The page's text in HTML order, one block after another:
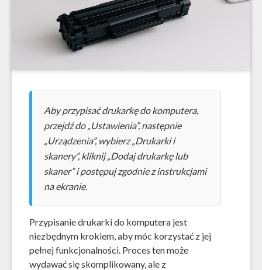
Aby przypisać drukarkę do komputera,
przejdź do „Ustawienia”, następnie
„Urządzenia”, wybierz „Drukarki i
skanery”, kliknij „Dodaj drukarkę lub
skaner” i postępuj zgodnie z instrukcjami
na ekranie.
Przypisanie drukarki do komputera jest
niezbędnym krokiem, aby móc korzystać z jej
pełnej funkcjonalności. Proces ten może
wydawać się skomplikowany, ale z